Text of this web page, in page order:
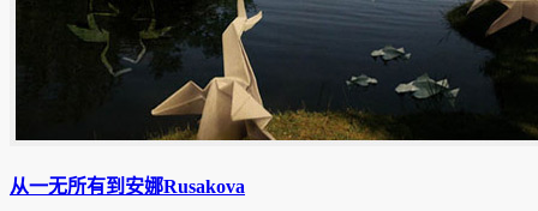
从一无所有到安娜Rusakova